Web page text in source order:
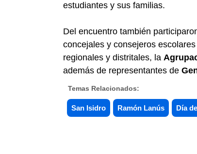
estudiantes y sus familias.
Del encuentro también
concejales y consejeros
regionales y distritales, la
además de representantes de
Temas Relacionados:
San Isidro Ramón Lanús Día